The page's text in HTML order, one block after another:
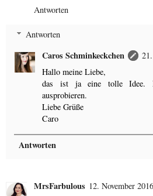
Antworten
Antworten
Caros Schminkeckchen
Hallo meine Liebe,
das ist ja eine tolle Idee.
ausprobieren.
Liebe Grüße
Caro
Antworten
MrsFarbulous 12. November